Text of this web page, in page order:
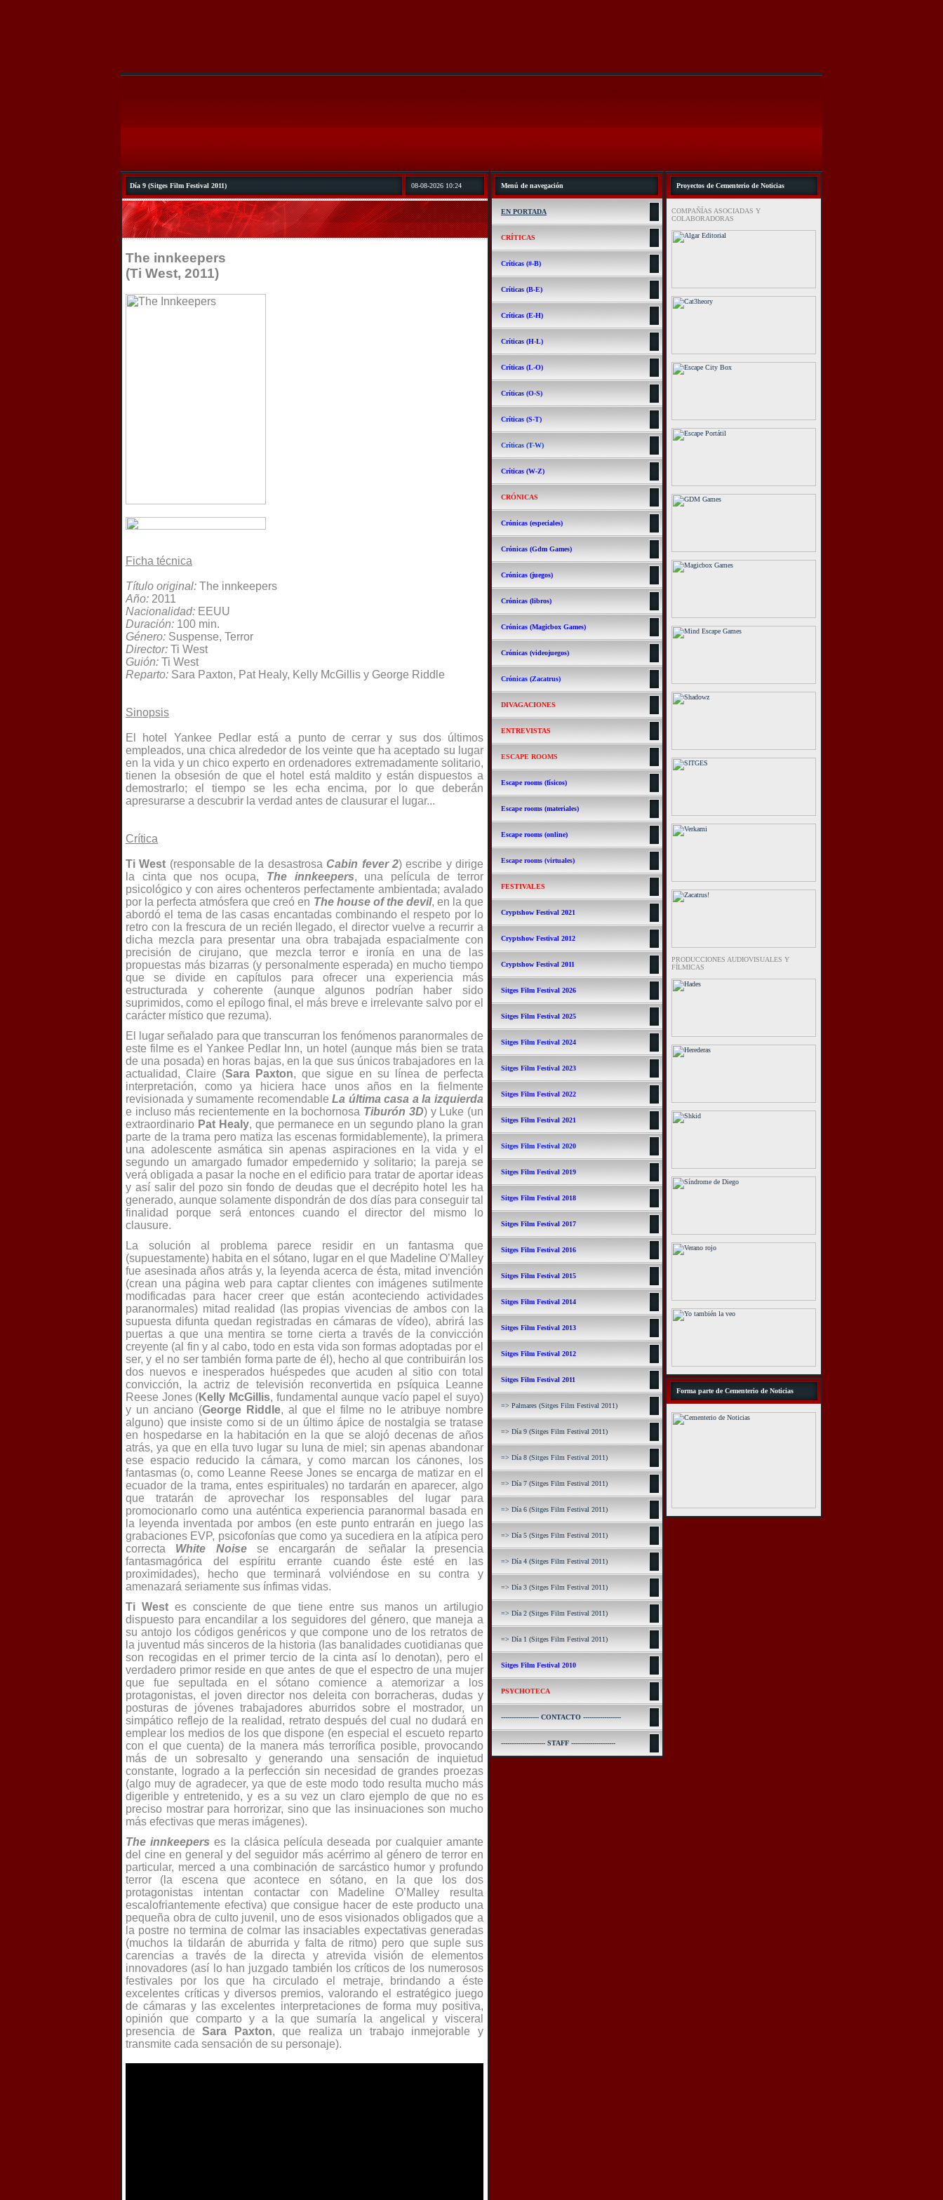
Día 9 (Sitges Film Festival 2011) 08-08-2026 10:24
The innkeepers
(Ti West, 2011)
Ficha técnica
Título original: The innkeepers
Año: 2011
Nacionalidad: EEUU
Duración: 100 min.
Género: Suspense, Terror
Director: Ti West
Guión: Ti West
Reparto: Sara Paxton, Pat Healy, Kelly McGillis y George Riddle
Sinopsis
El hotel Yankee Pedlar está a punto de cerrar y sus dos últimos
empleados, una chica alrededor de los veinte que ha aceptado su lugar
en la vida y un chico experto en ordenadores extremadamente solitario,
tienen la obsesión de que el hotel está maldito y están dispuestos a
demostrarlo; el tiempo se les echa encima, por lo que deberán
apresurarse a descubrir la verdad antes de clausurar el lugar...
Crítica
Ti West (responsable de la desastrosa Cabin fever 2) escribe y dirige
la cinta que nos ocupa, The innkeepers, una película de terror
psicológico y con aires ochenteros perfectamente ambientada; avalado
por la perfecta atmósfera que creó en The house of the devil, en la que
abordó el tema de las casas encantadas combinando el respeto por lo
retro con la frescura de un recién llegado, el director vuelve a recurrir a
dicha mezcla para presentar una obra trabajada espacialmente con
precisión de cirujano, que mezcla terror e ironía en una de las
propuestas más bizarras (y personalmente esperada) en mucho tiempo
que se divide en capítulos para ofrecer una experiencia más
estructurada y coherente (aunque algunos podrían haber sido
suprimidos, como el epílogo final, el más breve e irrelevante salvo por el
carácter místico que rezuma).
El lugar señalado para que transcurran los fenómenos paranormales de
este filme es el Yankee Pedlar Inn, un hotel (aunque más bien se trata
de una posada) en horas bajas, en la que sus únicos trabajadores en la
actualidad, Claire (Sara Paxton, que sigue en su línea de perfecta
interpretación, como ya hiciera hace unos años en la fielmente
revisionada y sumamente recomendableLa última casa a la izquierda
e incluso más recientemente en la bochornosa Tiburón 3D) y Luke (un
extraordinario Pat Healy, que permanece en un segundo plano la gran
parte de la trama pero matiza las escenas formidablemente), la primera
una adolescente asmática sin apenas aspiraciones en la vida y el
segundo un amargado fumador empedernido y solitario; la pareja se
verá obligada a pasar la noche en el edificio para tratar de aportar ideas
y así salir del pozo sin fondo de deudas que el decrépito hotel les ha
generado, aunque solamente dispondrán de dos días para conseguir tal
finalidad porque será entonces cuando el director del mismo lo
clausure.
La solución al problema parece residir en un fantasma que
(supuestamente) habita en el sótano, lugar en el que Madeline O’Malley
fue asesinada años atrás y, la leyenda acerca de ésta, mitad invención
(crean una página web para captar clientes con imágenes sutilmente
modificadas para hacer creer que están aconteciendo actividades
paranormales) mitad realidad (las propias vivencias de ambos con la
supuesta difunta quedan registradas en cámaras de vídeo), abrirá las
puertas a que una mentira se torne cierta a través de la convicción
creyente (al fin y al cabo, todo en esta vida son formas adoptadas por el
ser, y el no ser también forma parte de él), hecho al que contribuirán los
dos nuevos e inesperados huéspedes que acuden al sitio con total
convicción, la actriz de televisión reconvertida en psíquica Leanne
Reese Jones (Kelly McGillis, fundamental aunque vacío papel el suyo)
y un anciano (George Riddle, al que el filme no le atribuye nombre
alguno) que insiste como si de un último ápice de nostalgia se tratase
en hospedarse en la habitación en la que se alojó decenas de años
atrás, ya que en ella tuvo lugar su luna de miel; sin apenas abandonar
ese espacio reducido la cámara, y como marcan los cánones, los
fantasmas (o, como Leanne Reese Jones se encarga de matizar en el
ecuador de la trama, entes espirituales) no tardarán en aparecer, algo
que tratarán de aprovechar los responsables del lugar para
promocionarlo como una auténtica experiencia paranormal basada en
la leyenda inventada por ambos (en este punto entrarán en juego las
grabaciones EVP, psicofonías que como ya sucediera en la atípica pero
correcta White Noisese encargarán de señalar la presencia
fantasmagórica del espíritu errante cuando éste esté en las
proximidades), hecho que terminará volviéndose en su contra y
amenazará seriamente sus ínfimas vidas.
Ti West es consciente de que tiene entre sus manos un artilugio
dispuesto para encandilar a los seguidores del género, que maneja a
su antojo los códigos genéricos y que compone uno de los retratos de
la juventud más sinceros de la historia (las banalidades cuotidianas que
son recogidas en el primer tercio de la cinta así lo denotan), pero el
verdadero primor reside en que antes de que el espectro de una mujer
que fue sepultada en el sótano comience a atemorizar a los
protagonistas, el joven director nos deleita con borracheras, dudas y
posturas de jóvenes trabajadores aburridos sobre el mostrador, un
simpático reflejo de la realidad, retrato después del cual no dudará en
emplear los medios de los que dispone (en especial el escueto reparto
con el que cuenta) de la manera más terrorífica posible, provocando
más de un sobresalto y generando una sensación de inquietud
constante, logrado a la perfección sin necesidad de grandes proezas
(algo muy de agradecer, ya que de este modo todo resulta mucho más
digerible y entretenido, y es a su vez un claro ejemplo de que no es
preciso mostrar para horrorizar, sino que las insinuaciones son mucho
más efectivas que meras imágenes).
The innkeepers es la clásica película deseada por cualquier amante
del cine en general y del seguidor más acérrimo al género de terror en
particular, merced a una combinación de sarcástico humor y profundo
terror (la escena que acontece en sótano, en la que los dos
protagonistas intentan contactar con Madeline O’Malley resulta
escalofriantemente efectiva) que consigue hacer de este producto una
pequeña obra de culto juvenil, uno de esos visionados obligados que a
la postre no termina de colmar las insaciables expectativas generadas
(muchos la tildarán de aburrida y falta de ritmo) pero que suple sus
carencias a través de la directa y atrevida visión de elementos
innovadores (así lo han juzgado también los críticos de los numerosos
festivales por los que ha circulado el metraje, brindando a éste
excelentes críticas y diversos premios, valorando el estratégico juego
de cámaras y las excelentes interpretaciones de forma muy positiva,
opinión que comparto y a la que sumaría la angelical y visceral
presencia deSara Paxton, que realiza un trabajo inmejorable y
transmite cada sensación de su personaje).
Menú de navegación
EN PORTADA
CRÍTICAS
Críticas (#-B)
Críticas (B-E)
Críticas (E-H)
Críticas (H-L)
Críticas (L-O)
Críticas (O-S)
Críticas (S-T)
Críticas (T-W)
Críticas (W-Z)
CRÓNICAS
Crónicas (especiales)
Crónicas (Gdm Games)
Crónicas (juegos)
Crónicas (libros)
Crónicas (Magicbox Games)
Crónicas (videojuegos)
Crónicas (Zacatrus)
DIVAGACIONES
ENTREVISTAS
ESCAPE ROOMS
Escape rooms (físicos)
Escape rooms (materiales)
Escape rooms (online)
Escape rooms (virtuales)
FESTIVALES
Cryptshow Festival 2021
Cryptshow Festival 2012
Cryptshow Festival 2011
Sitges Film Festival 2026
Sitges Film Festival 2025
Sitges Film Festival 2024
Sitges Film Festival 2023
Sitges Film Festival 2022
Sitges Film Festival 2021
Sitges Film Festival 2020
Sitges Film Festival 2019
Sitges Film Festival 2018
Sitges Film Festival 2017
Sitges Film Festival 2016
Sitges Film Festival 2015
Sitges Film Festival 2014
Sitges Film Festival 2013
Sitges Film Festival 2012
Sitges Film Festival 2011
=> Palmares (Sitges Film Festival 2011)
=> Día 9 (Sitges Film Festival 2011)
=> Día 8 (Sitges Film Festival 2011)
=> Día 7 (Sitges Film Festival 2011)
=> Día 6 (Sitges Film Festival 2011)
=> Día 5 (Sitges Film Festival 2011)
=> Día 4 (Sitges Film Festival 2011)
=> Día 3 (Sitges Film Festival 2011)
=> Día 2 (Sitges Film Festival 2011)
=> Día 1 (Sitges Film Festival 2011)
Sitges Film Festival 2010
PSYCHOTECA
------------------ CONTACTO ------------------
--------------------- STAFF ---------------------
Proyectos de Cementerio de Noticias
COMPAÑÍAS ASOCIADAS Y
COLABORADORAS
PRODUCCIONES AUDIOVISUALES Y
FÍLMICAS
Forma parte de Cementerio de Noticias